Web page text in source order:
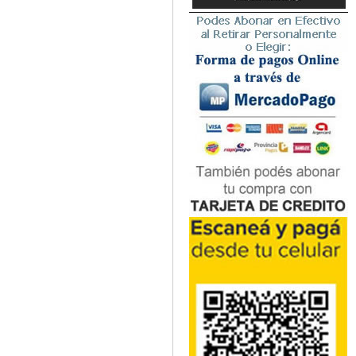
Microbiología
Nefrología
Neonatología / Pediatría
Neumología
Neuroanatomía / Neurociencia
Neurocirugía
Neurología
Nutrición
Odontología
Oftalmología
Oncología / Cuidados Paliativos
Ortopedía / Traumatología
Osteopatía
Otorrinolaringología
Podología
Psicología
Psiquiatría
Química